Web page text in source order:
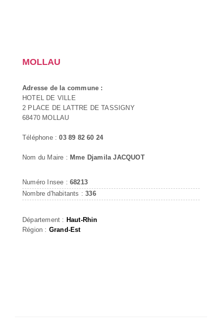
MOLLAU
Adresse de la commune :
HOTEL DE VILLE
2 PLACE DE LATTRE DE TASSIGNY
68470 MOLLAU
Téléphone :03 89 82 60 24
Nom du Maire : Mme Djamila JACQUOT
Numéro Insee : 68213
Nombre d'habitants :336
Département : Haut-Rhin
Région : Grand-Est